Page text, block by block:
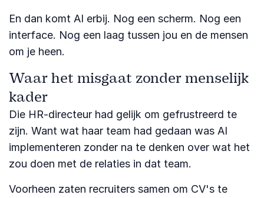
En dan komt AI erbij. Nog een scherm. Nog een
interface. Nog een laag tussen jou en de mensen
om je heen.
Waar het misgaat zonder menselijk
kader
Die HR-directeur had gelijk om gefrustreerd te
zijn. Want wat haar team had gedaan was AI
implementeren zonder na te denken over wat het
zou doen met de relaties in dat team.
Voorheen zaten recruiters samen om CV's te